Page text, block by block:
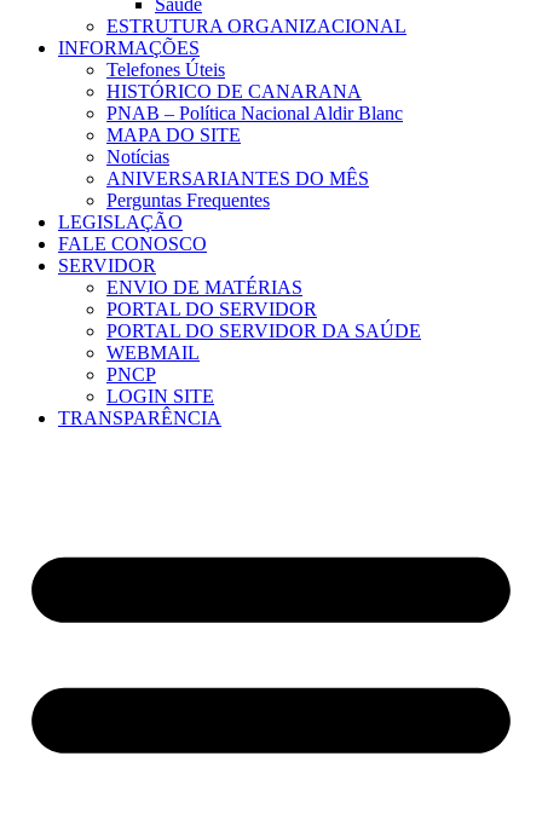
Saúde
ESTRUTURA ORGANIZACIONAL
INFORMAÇÕES
Telefones Úteis
HISTÓRICO DE CANARANA
PNAB – Política Nacional Aldir Blanc
MAPA DO SITE
Notícias
ANIVERSARIANTES DO MÊS
Perguntas Frequentes
LEGISLAÇÃO
FALE CONOSCO
SERVIDOR
ENVIO DE MATÉRIAS
PORTAL DO SERVIDOR
PORTAL DO SERVIDOR DA SAÚDE
WEBMAIL
PNCP
LOGIN SITE
TRANSPARÊNCIA